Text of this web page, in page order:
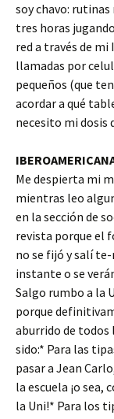
soy chavo:
tres horas
red a través de
llamadas por
pequeños (que
acordar a qué
necesito mi dosis
Me despierta mi
mientras leo
en la sección de
revista porque el
no se fijó y salí
instante o se
Salgo rumbo a la
porque
aburrido de todos
sido:* Para las
pasar a Jean
la escuela ¡o sea,
la Uni!* Para los